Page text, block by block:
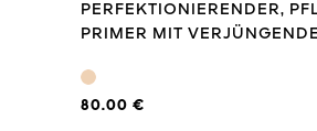
PERFEKTIONIERENDER,
PRIMER MIT
80.00 €